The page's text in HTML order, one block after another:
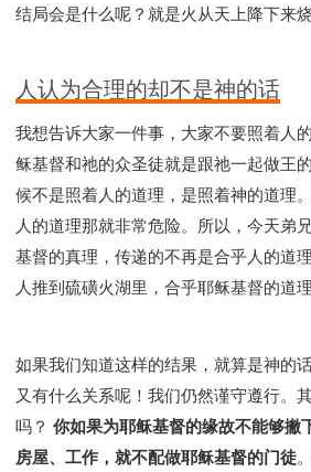
结局会是什么呢？就是火从天上降下来烧
人认为合理的却不是神的话
我想告诉大家一件事，大家不要照着人
稣基督和祂的众圣徒就是跟祂一起做王
候不是照着人的道理，是照着神的道理
人的道理那就非常危险。所以，今天弟
基督的真理，传递的不再是合乎人的道
人推到硫磺火湖里，合乎耶稣基督的道
如果我们知道这样的结果，就算是神的
又有什么关系呢！我们仍然谨守遵行。
吗？ 你如果为耶稣基督的缘故不能够撇
房屋、工作，就不配做耶稣基督的门徒